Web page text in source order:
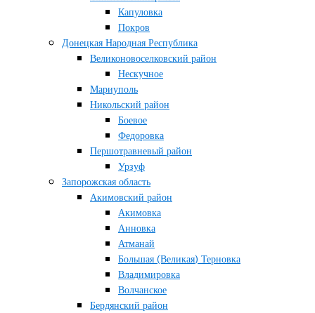
Капуловка
Покров
Донецкая Народная Республика
Великоновоселковский район
Нескучное
Мариуполь
Никольский район
Боевое
Федоровка
Першотравневый район
Урзуф
Запорожская область
Акимовский район
Акимовка
Анновка
Атманай
Большая (Великая) Терновка
Владимировка
Волчанское
Бердянский район